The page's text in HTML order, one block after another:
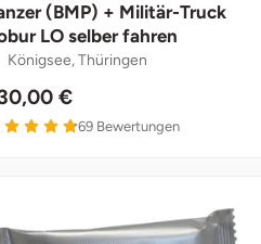
(BMP) + Militär-Truck
LO selber fahren
Königsee, Thüringen
€
4.8 von 5
69 Bewertungen